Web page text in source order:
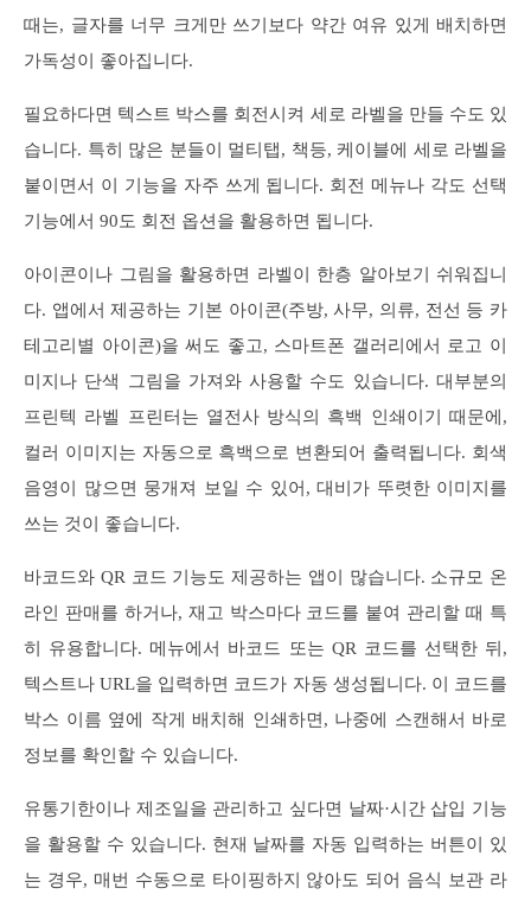
때는, 글자를 너무 크게만 쓰기보다 약간 여유 있게 배치하면
가독성이 좋아집니다.
필요하다면 텍스트 박스를 회전시켜 세로 라벨을 만들 수도 있
습니다. 특히 많은 분들이 멀티탭, 책등, 케이블에 세로 라벨을
붙이면서 이 기능을 자주 쓰게 됩니다. 회전 메뉴나 각도 선택
기능에서 90도 회전 옵션을 활용하면 됩니다.
아이콘이나 그림을 활용하면 라벨이 한층 알아보기 쉬워집니
다. 앱에서 제공하는 기본 아이콘(주방, 사무, 의류, 전선 등 카
테고리별 아이콘)을 써도 좋고, 스마트폰 갤러리에서 로고 이
미지나 단색 그림을 가져와 사용할 수도 있습니다. 대부분의
프린텍 라벨 프린터는 열전사 방식의 흑백 인쇄이기 때문에,
컬러 이미지는 자동으로 흑백으로 변환되어 출력됩니다. 회색
음영이 많으면 뭉개져 보일 수 있어, 대비가 뚜렷한 이미지를
쓰는 것이 좋습니다.
바코드와 QR 코드 기능도 제공하는 앱이 많습니다. 소규모 온
라인 판매를 하거나, 재고 박스마다 코드를 붙여 관리할 때 특
히 유용합니다. 메뉴에서 바코드 또는 QR 코드를 선택한 뒤,
텍스트나 URL을 입력하면 코드가 자동 생성됩니다. 이 코드를
박스 이름 옆에 작게 배치해 인쇄하면, 나중에 스캔해서 바로
정보를 확인할 수 있습니다.
유통기한이나 제조일을 관리하고 싶다면 날짜·시간 삽입 기능
을 활용할 수 있습니다. 현재 날짜를 자동 입력하는 버튼이 있
는 경우, 매번 수동으로 타이핑하지 않아도 되어 음식 보관 라